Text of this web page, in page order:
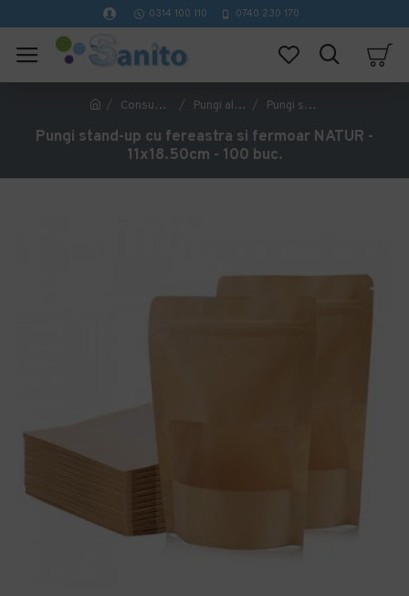
0314 100 110 0740 230 170
Consumabile Catering Pungi alimentare Pungi stand-up cu fereastra si fermoar NATUR - 11x18.50cm - 100 buc.
Pungi stand-up cu fereastra si fermoar NATUR -
11x18.50cm - 100 buc.